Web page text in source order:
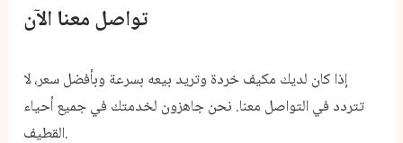
تواصل معنا الآن
إذا كان لديك مكيف خردة وتريد بيعه بسرعة وبأفضل سعر، لا
تتردد في التواصل معنا. نحن جاهزون لخدمتك في جميع أحياء
القطيف.